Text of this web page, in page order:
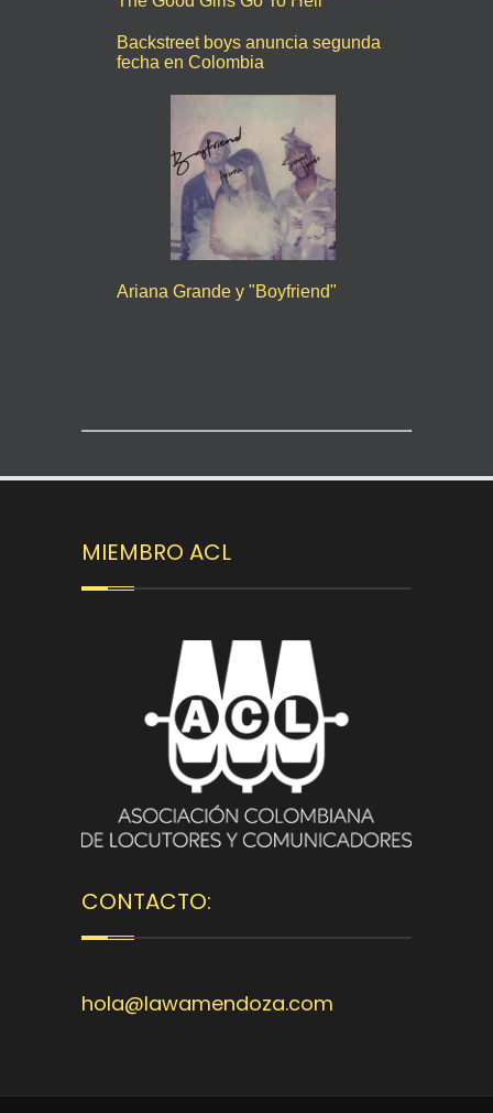
Backstreet boys anuncia segunda
fecha en Colombia
Ariana Grande y "Boyfriend"
MIEMBRO ACL
CONTACTO:
hola@lawamendoza.com